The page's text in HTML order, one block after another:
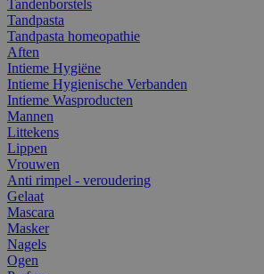
Tandenborstels
Tandpasta
Tandpasta homeopathie
Aften
Intieme Hygiëne
Intieme Hygienische Verbanden
Intieme Wasproducten
Mannen
Littekens
Lippen
Vrouwen
Anti rimpel - veroudering
Gelaat
Mascara
Masker
Nagels
Ogen